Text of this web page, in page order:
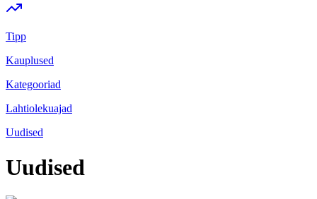
Tipp
Kauplused
Kategooriad
Lahtiolekuajad
Uudised
Uudised